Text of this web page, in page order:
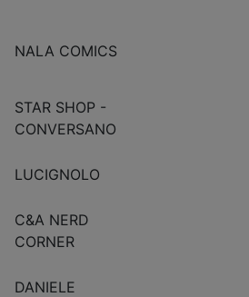
NALA COMICS
STAR SHOP -
CONVERSANO
LUCIGNOLO
C&A NERD
CORNER
DANIELE